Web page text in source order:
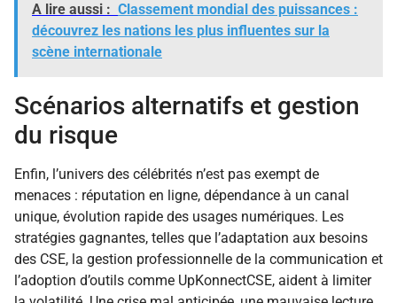
A lire aussi : Classement mondial des puissances :
découvrez les nations les plus influentes sur la
scène internationale
Scénarios alternatifs et gestion
du risque
Enfin, l’univers des célébrités n’est pas exempt de
menaces : réputation en ligne, dépendance à un canal
unique, évolution rapide des usages numériques. Les
stratégies gagnantes, telles que l’adaptation aux besoins
des CSE, la gestion professionnelle de la communication et
l’adoption d’outils comme UpKonnectCSE, aident à limiter